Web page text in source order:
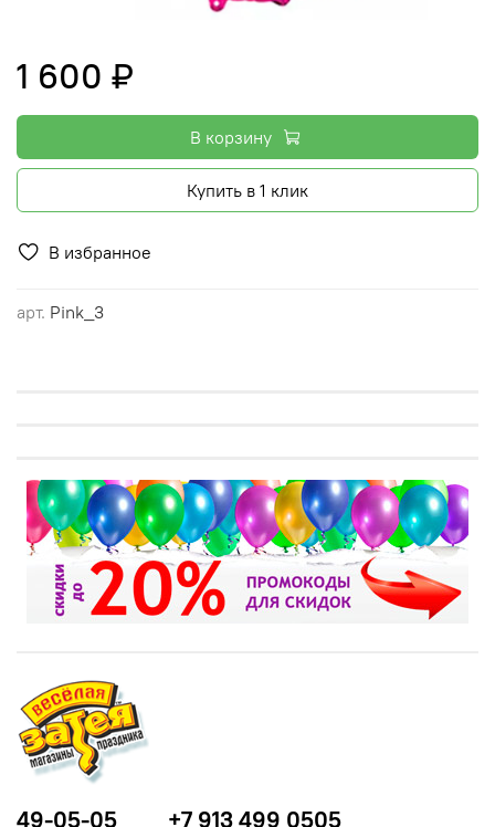
В избранное
арт. Pink_3
1 600 ₽
В корзину
Купить в 1 клик
49-05-05 +7 913 499 0505